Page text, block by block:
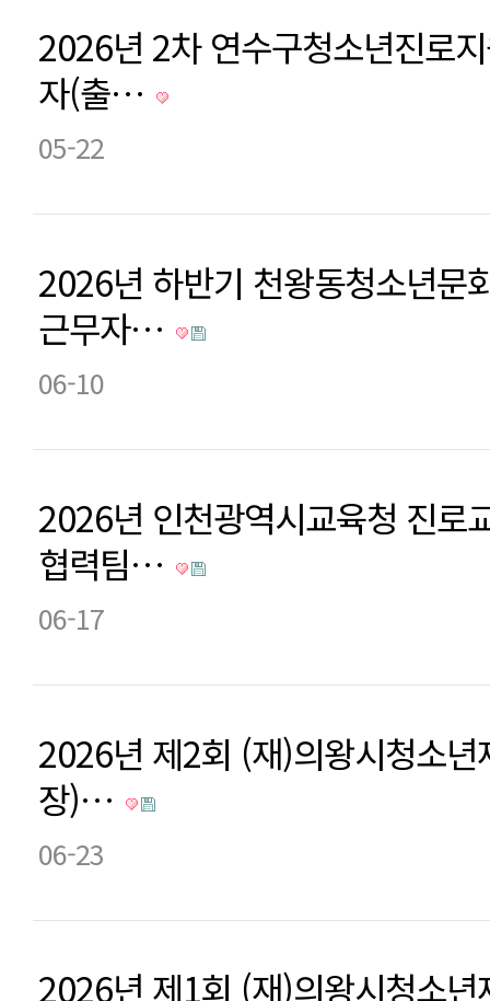
2026년 2차 연수구청소년진로
자(출…
05-22
2026년 하반기 천왕동청소년문
근무자…
06-10
2026년 인천광역시교육청 진로
협력팀…
06-17
2026년 제2회 (재)의왕시청소년
장)…
06-23
2026년 제1회 (재)의왕시청소년